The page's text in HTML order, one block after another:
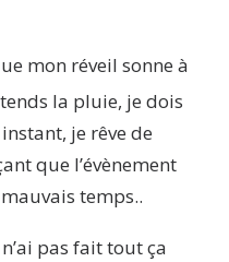
mon réveil sonne à
la pluie, je dois
je rêve de
que l’évènement
temps..
pas fait tout ça